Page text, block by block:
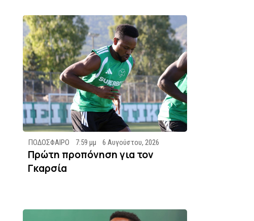
ΠΟΔΟΣΦΑΙΡΟ 7:59 μμ 6 Αυγούστου, 2026
Πρώτη προπόνηση για τον
Γκαρσία